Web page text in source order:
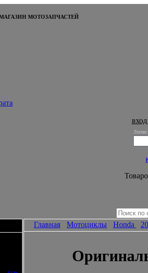
МОТОЗАПЧАСТЕЙ
Логин:
Главная Мотоциклы Honda